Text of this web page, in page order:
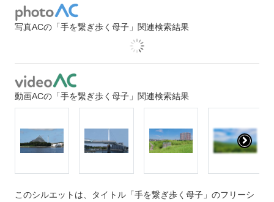
写真ACの「手を繋ぎ歩く母子」関連検索結果
動画ACの「手を繋ぎ歩く母子」関連検索結果
このシルエットは、タイトル「手を繋ぎ歩く母子」のフリーシ